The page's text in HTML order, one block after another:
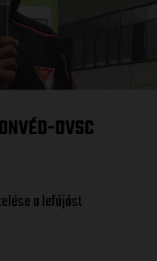
DVSC
a lefújást